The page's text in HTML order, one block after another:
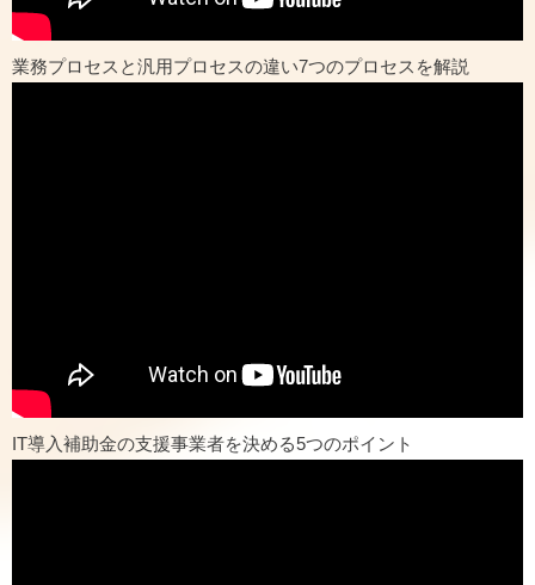
業務プロセスと汎用プロセスの違い7つのプロセスを解説
IT導入補助金の支援事業者を決める5つのポイント